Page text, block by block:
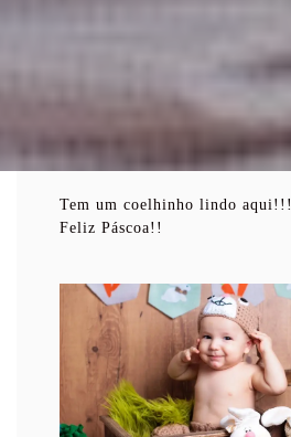
Tem um coelhinho lindo aqui!!!
Feliz Páscoa!!